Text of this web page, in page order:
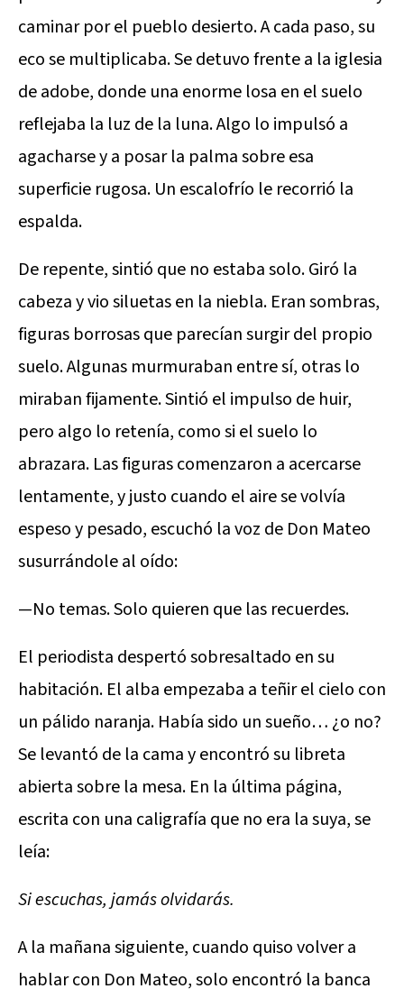
caminar por el pueblo desierto. A cada paso, su
eco se multiplicaba. Se detuvo frente a la iglesia
de adobe, donde una enorme losa en el suelo
reflejaba la luz de la luna. Algo lo impulsó a
agacharse y a posar la palma sobre esa
superficie rugosa. Un escalofrío le recorrió la
espalda.
De repente, sintió que no estaba solo. Giró la
cabeza y vio siluetas en la niebla. Eran sombras,
figuras borrosas que parecían surgir del propio
suelo. Algunas murmuraban entre sí, otras lo
miraban fijamente. Sintió el impulso de huir,
pero algo lo retenía, como si el suelo lo
abrazara. Las figuras comenzaron a acercarse
lentamente, y justo cuando el aire se volvía
espeso y pesado, escuchó la voz de Don Mateo
susurrándole al oído:
—No temas. Solo quieren que las recuerdes.
El periodista despertó sobresaltado en su
habitación. El alba empezaba a teñir el cielo con
un pálido naranja. Había sido un sueño… ¿o no?
Se levantó de la cama y encontró su libreta
abierta sobre la mesa. En la última página,
escrita con una caligrafía que no era la suya, se
leía:
Si escuchas, jamás olvidarás.
A la mañana siguiente, cuando quiso volver a
hablar con Don Mateo, solo encontró la banca